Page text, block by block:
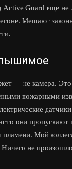
Active Guard еще не
Мешают
— не камера. Это
пожарными
они
пламени. Мой
не